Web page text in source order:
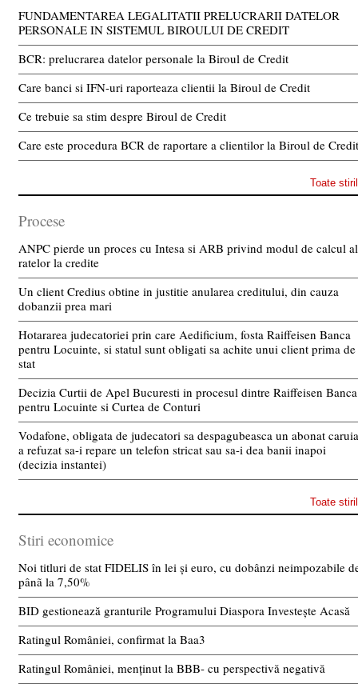
FUNDAMENTAREA LEGALITATII PRELUCRARII DATELOR
PERSONALE IN SISTEMUL BIROULUI DE CREDIT
BCR: prelucrarea datelor personale la Biroul de Credit
Care banci si IFN-uri raporteaza clientii la Biroul de Credit
Ce trebuie sa stim despre Biroul de Credit
Care este procedura BCR de raportare a clientilor la Biroul de Credit
Toate
Procese
ANPC pierde un proces cu Intesa si ARB privind modul de calcul al
ratelor la credite
Un client Credius obtine in justitie anularea creditului, din cauza
dobanzii prea mari
Hotararea judecatoriei prin care Aedificium, fosta Raiffeisen Banca
pentru Locuinte, si statul sunt obligati sa achite unui client prima de
stat
Decizia Curtii de Apel Bucuresti in procesul dintre Raiffeisen Banca
pentru Locuinte si Curtea de Conturi
Vodafone, obligata de judecatori sa despagubeasca un abonat caruia
a refuzat sa-i repare un telefon stricat sau sa-i dea banii inapoi
(decizia instantei)
Toate
Stiri economice
Noi titluri de stat FIDELIS în lei și euro, cu dobânzi neimpozabile
pânã la 7,50%
BID gestionează granturile Programului Diaspora Investește Acasă
Ratingul României, confirmat la Baa3
Ratingul României, menținut la BBB- cu perspectivă negativă